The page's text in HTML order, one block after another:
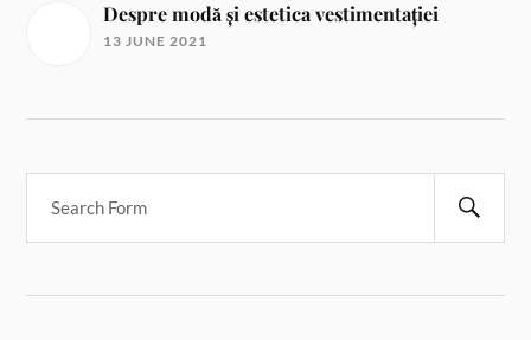
Despre modă și estetica vestimentației
13 JUNE 2021